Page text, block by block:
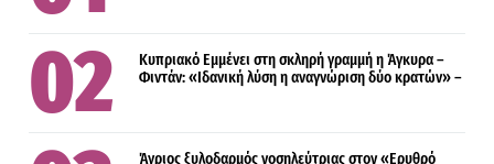
Κυπριακό Εμμένει στη σκληρή γραμμή η Άγκυρα –
Φιντάν: «Ιδανική λύση η αναγνώριση δύο κρατών» –
Άγριος ξυλοδαρμός νοσηλεύτριας στον «Ερυθρό